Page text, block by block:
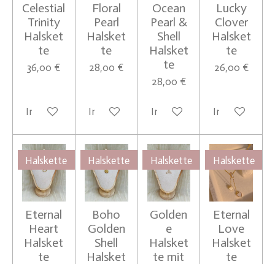
Celestial
Trinity
Halsket
te
36,00 €
In den Warenkorb
Floral
Pearl
Halsket
te
28,00 €
In den Warenkorb
Ocean
Pearl &
Shell
Halsket
te
28,00 €
In den Warenkorb
Lucky
Clover
Halsket
te
26,00 €
In den
Halskette
Eternal
Heart
Halsket
te
Halskette
Boho
Golden
Shell
Halsket
Halskette
Golden
e
Halsket
te mit
Halskette
Eternal
Love
Halsket
te